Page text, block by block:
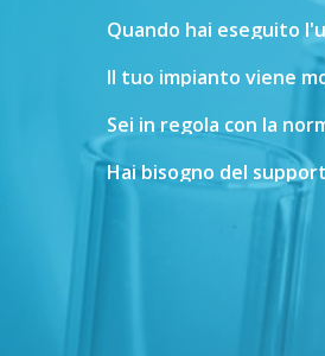
Quando hai eseguito
Il tuo impianto viene
Sei in regola con la
Hai bisogno del